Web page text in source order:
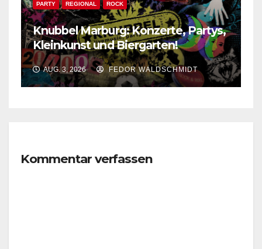
PARTY REGIONAL ROCK
Knubbel Marburg: Konzerte, Partys,
Kleinkunst und Biergarten!
AUG. 3, 2026 FEDOR WALDSCHMIDT
Kommentar verfassen